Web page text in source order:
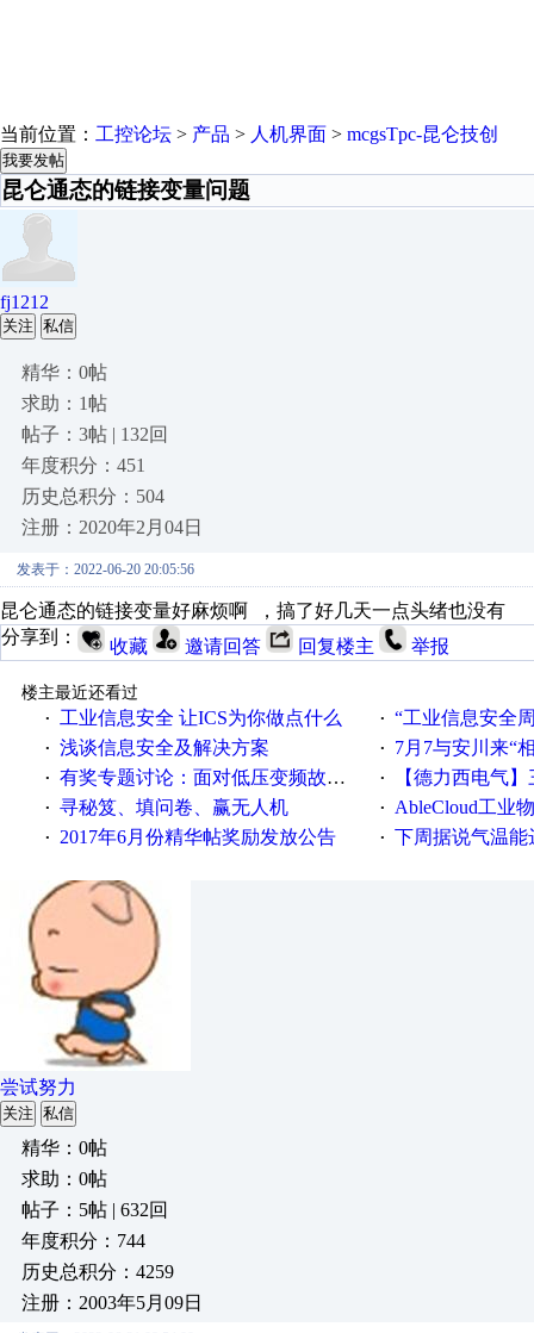
当前位置： 工控论坛 > 产品 > 人机界面 > mcgsTpc-昆仑技创
我要发帖
昆仑通态的链接变量问题
fj1212
关注 私信
精华：0帖
求助：1帖
帖子：3帖 | 132回
年度积分：451
历史总积分：504
注册：2020年2月04日
发表于：2022-06-20 20:05:56
昆仑通态的链接变量好麻烦啊 ，搞了好几天一点头绪也没有
分享到：
收藏 邀请回答 回复楼主 举报
楼主最近还看过
·
工业信息安全 让ICS为你做点什么 · “工业信息安全周之我见”
· 浅谈信息安全及解决方案 · 7月7与安川来“
· 有奖专题讨论：面对低压变频故障，老手是这样解决的！ · 【德力西电气】三
· 寻秘笈、填问卷、赢无人机 · AbleCloud工业物联
· 2017年6月份精华帖奖励发放公告 · 下周据说气温能
尝试努力
关注 私信
精华：0帖
求助：0帖
帖子：5帖 | 632回
年度积分：744
历史总积分：4259
注册：2003年5月09日